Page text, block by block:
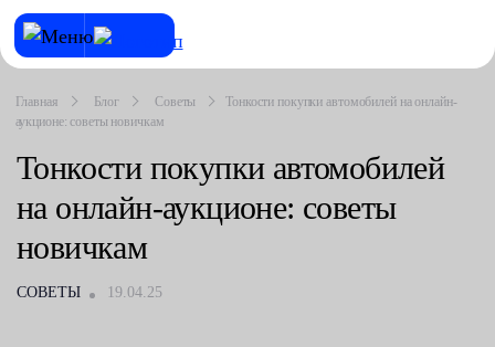
Главная Блог Советы
Тонкости покупки автомобилей на онлайн-
аукционе: советы новичкам
Тонкости покупки автомобилей
на онлайн-аукционе: советы
новичкам
СОВЕТЫ 19.04.25